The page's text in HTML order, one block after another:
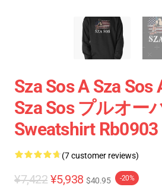
Sza Sos A Sza Sos
Sza Sos プルオー
Sweatshirt Rb0903
(7 customer reviews)
¥7,422 ¥5,938 $40.95 -20%